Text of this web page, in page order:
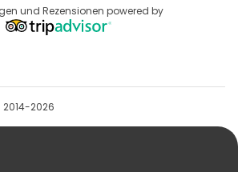
und Rezensionen powered by
2026